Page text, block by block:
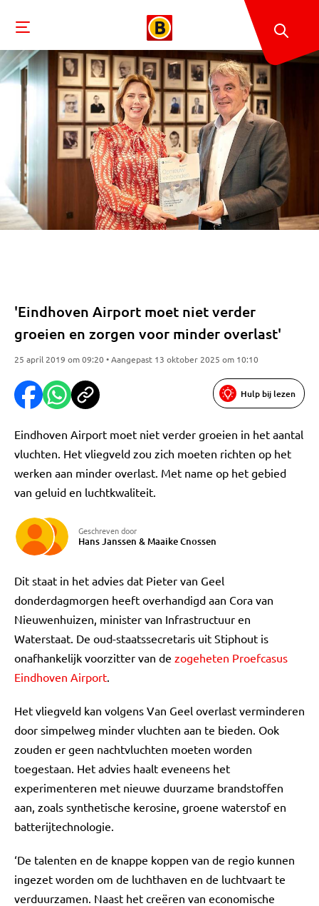
'Eindhoven Airport moet niet verder
groeien en zorgen voor minder overlast'
25 april 2019 om 09:20 • Aangepast 13 oktober 2025 om 10:10
Hulp bij lezen
Eindhoven Airport moet niet verder groeien in het aantal
vluchten. Het vliegveld zou zich moeten richten op het
werken aan minder overlast. Met name op het gebied
van geluid en luchtkwaliteit.
Geschreven door
Hans Janssen &Maaike Cnossen
Dit staat in het advies dat Pieter van Geel
donderdagmorgen heeft overhandigd aan Cora van
Nieuwenhuizen, minister van Infrastructuur en
Waterstaat. De oud-staatssecretaris uit Stiphout is
onafhankelijk voorzitter van de zogeheten Proefcasus
Eindhoven Airport.
Het vliegveld kan volgens Van Geel overlast verminderen
door simpelweg minder vluchten aan te bieden. Ook
zouden er geen nachtvluchten moeten worden
toegestaan. Het advies haalt eveneens het
experimenteren met nieuwe duurzame brandstoffen
aan, zoals synthetische kerosine, groene waterstof en
batterijtechnologie.
‘De talenten en de knappe koppen van de regio kunnen
ingezet worden om de luchthaven en de luchtvaart te
verduurzamen. Naast het creëren van economische